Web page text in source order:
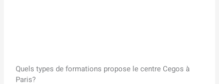
Quels types de formations propose le centre Cegos à
Paris?